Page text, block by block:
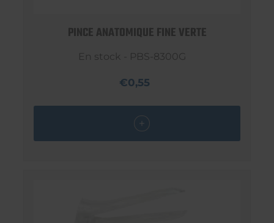
PINCE ANATOMIQUE FINE VERTE
En stock - PBS-8300G
€0,55